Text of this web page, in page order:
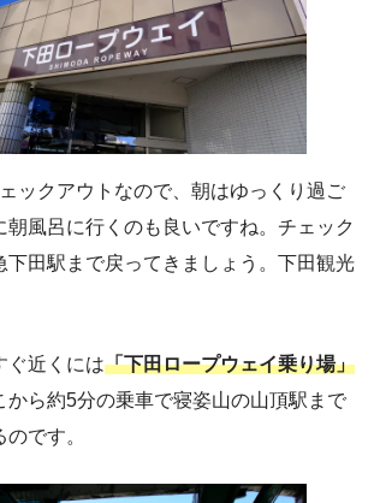
ックアウトなので、朝はゆっくり過ご
朝風呂に行くのも良いですね。チェック
下田駅まで戻ってきましょう。下田観光
ぐ近くには「下田ロープウェイ乗り場」
から約5分の乗車で寝姿山の山頂駅まで
です。